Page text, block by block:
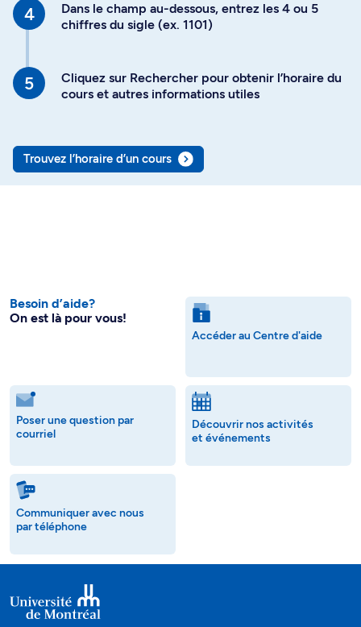
Dans le champ au-dessous, entrez les 4 ou 5
chiffres du sigle (ex. 1101)
Cliquez sur Rechercher pour obtenir l’horaire du
cours et autres informations utiles
Trouvez l’horaire d’un cours
Besoin d’aide?
On est là pour vous!
Accéder au Centre d'aide
Poser une question par
courriel
Découvrir nos activités
et événements
Communiquer avec nous
par téléphone